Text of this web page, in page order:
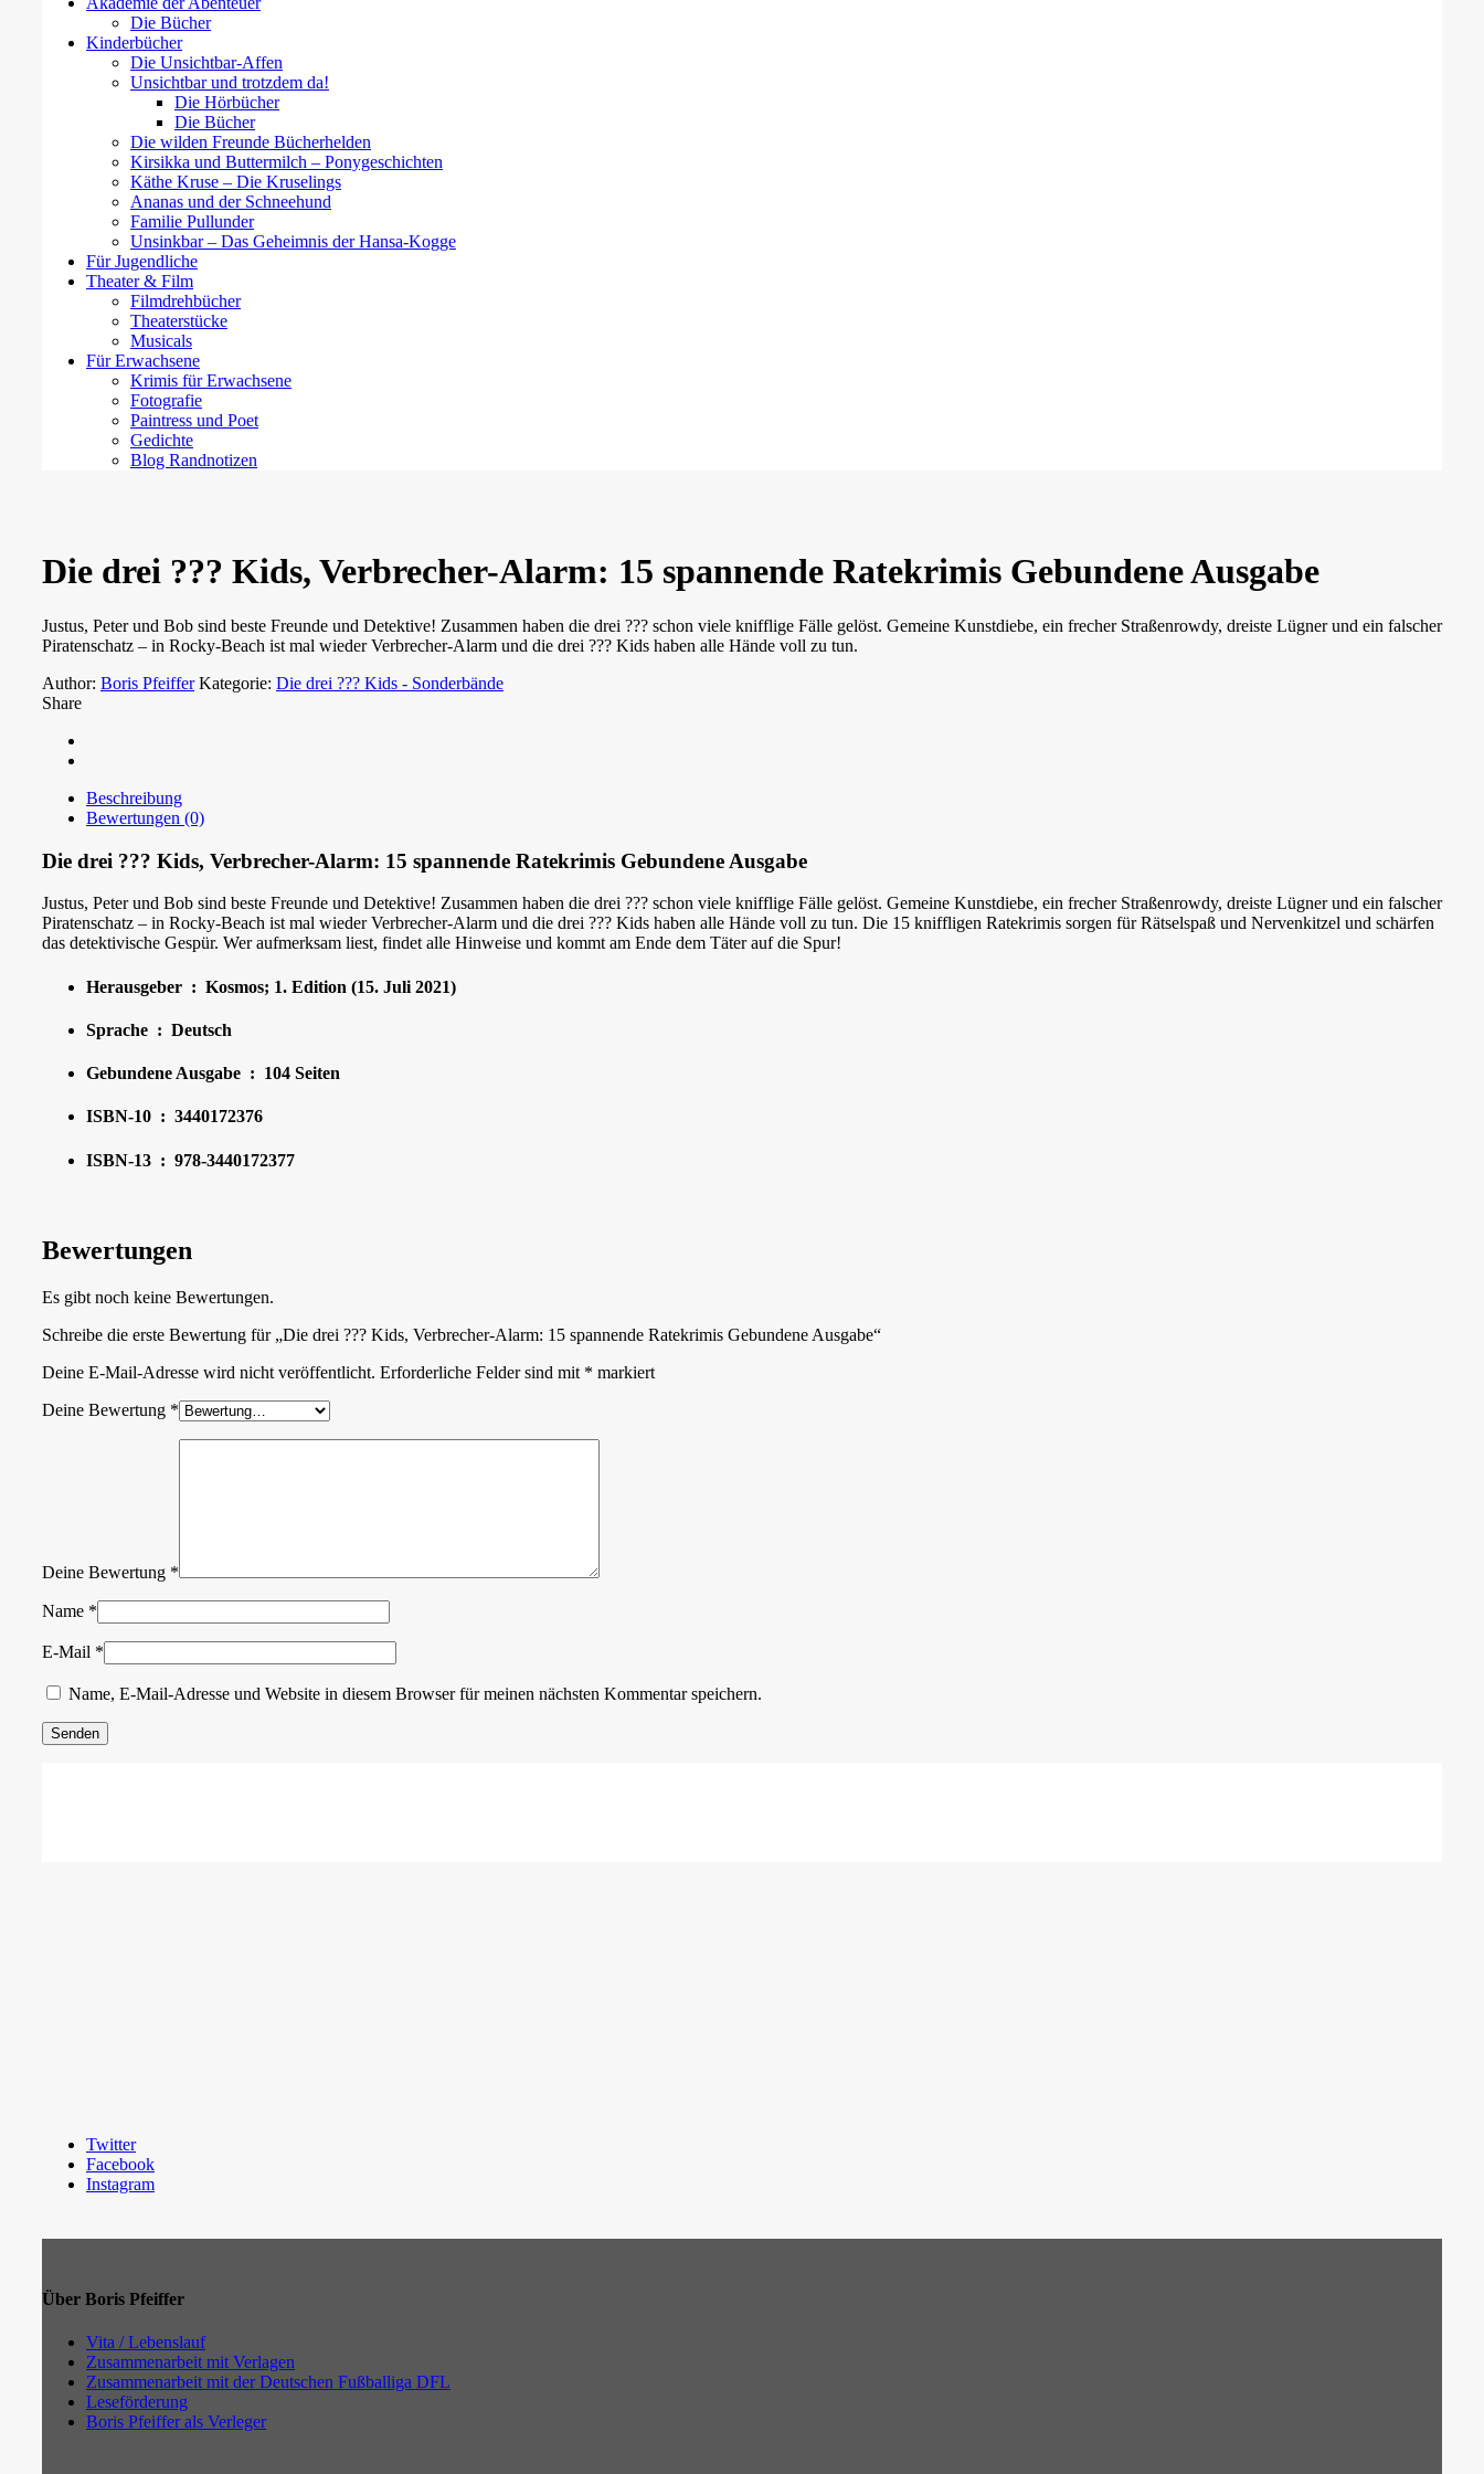
Die Bücher
Kinderbücher
Die Unsichtbar-Affen
Unsichtbar und trotzdem da!
Die Hörbücher
Die Bücher
Die wilden Freunde Bücherhelden
Kirsikka und Buttermilch – Ponygeschichten
Käthe Kruse – Die Kruselings
Ananas und der Schneehund
Familie Pullunder
Unsinkbar – Das Geheimnis der Hansa-Kogge
Für Jugendliche
Theater & Film
Filmdrehbücher
Theaterstücke
Musicals
Für Erwachsene
Krimis für Erwachsene
Fotografie
Paintress und Poet
Gedichte
Blog Randnotizen
Die drei ??? Kids, Verbrecher-Alarm: 15 spannende Ratekrimis Gebundene Ausgabe
Justus, Peter und Bob sind beste Freunde und Detektive! Zusammen haben die drei ??? schon viele knifflige Fälle gelöst. Gemeine Kunstdiebe, ein frecher Straßenrowdy, dreiste Lügner und ein falscher
Piratenschatz – in Rocky-Beach ist mal wieder Verbrecher-Alarm und die drei ??? Kids haben alle Hände voll zu tun.
Author: Boris Pfeiffer Kategorie: Die drei ??? Kids - Sonderbände
Share
Beschreibung
Bewertungen (0)
Die drei ??? Kids, Verbrecher-Alarm: 15 spannende Ratekrimis Gebundene Ausgabe
Justus, Peter und Bob sind beste Freunde und Detektive! Zusammen haben die drei ??? schon viele knifflige Fälle gelöst. Gemeine Kunstdiebe, ein frecher Straßenrowdy, dreiste Lügner und ein falscher
Piratenschatz – in Rocky-Beach ist mal wieder Verbrecher-Alarm und die drei ??? Kids haben alle Hände voll zu tun. Die 15 kniffligen Ratekrimis sorgen für Rätselspaß und Nervenkitzel und schärfen
das detektivische Gespür. Wer aufmerksam liest, findet alle Hinweise und kommt am Ende dem Täter auf die Spur!
Herausgeber ‏ : ‎ Kosmos; 1. Edition (15. Juli 2021)
Sprache ‏ : ‎ Deutsch
Gebundene Ausgabe ‏ : ‎ 104 Seiten
ISBN-10 ‏ : ‎ 3440172376
ISBN-13 ‏ : ‎ 978-3440172377
Bewertungen
Es gibt noch keine Bewertungen.
Schreibe die erste Bewertung für „Die drei ??? Kids, Verbrecher-Alarm: 15 spannende Ratekrimis Gebundene Ausgabe“
Deine E-Mail-Adresse wird nicht veröffentlicht. Erforderliche Felder sind mit * markiert
Deine Bewertung *
Deine Bewertung *
Name *
E-Mail *
Name, E-Mail-Adresse und Website in diesem Browser für meinen nächsten Kommentar speichern.
Twitter
Facebook
Instagram
Über Boris Pfeiffer
Vita / Lebenslauf
Zusammenarbeit mit Verlagen
Zusammenarbeit mit der Deutschen Fußballiga DFL
Leseförderung
Boris Pfeiffer als Verleger